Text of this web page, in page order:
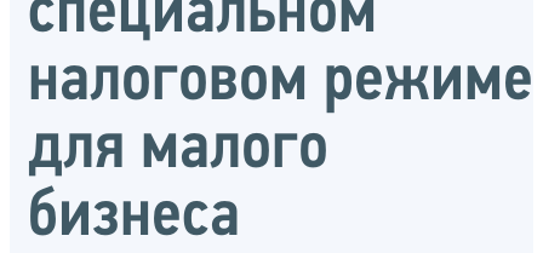
специальном
налоговом режиме
для малого
бизнеса